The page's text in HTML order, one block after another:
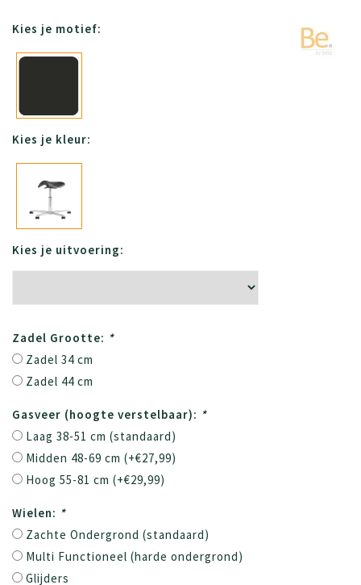
Kies je motief:
Kies je kleur:
Kies je uitvoering:
Zadel Grootte: *
Zadel 34 cm
Zadel 44 cm
Gasveer (hoogte verstelbaar): *
Laag 38-51 cm (standaard)
Midden 48-69 cm (+€27,99)
Hoog 55-81 cm (+€29,99)
Wielen: *
Zachte Ondergrond (standaard)
Multi Functioneel (harde ondergrond)
Glijders